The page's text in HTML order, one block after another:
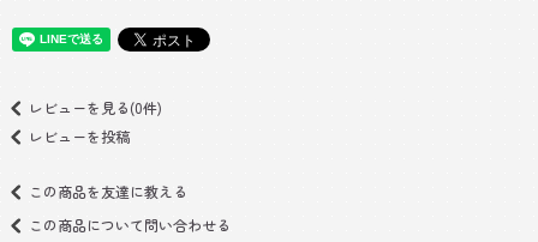
レビューを見る(0件)
レビューを投稿
この商品を友達に教える
この商品について問い合わせる